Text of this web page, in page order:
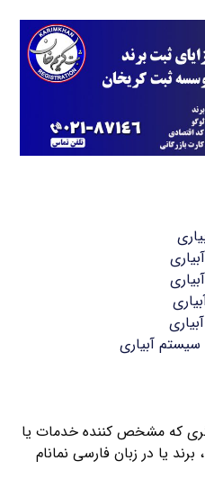
آبیاری
که مشخص کننده خدمات یا
یا در زبان فارسی نمانام